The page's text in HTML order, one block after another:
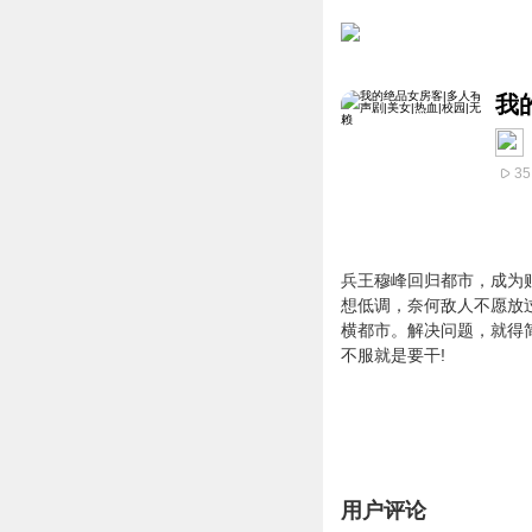
我
兵王穆峰回归都市，成为
想低调，奈何敌人不愿放
横都市。解决问题，就得
不服就是要干!
用户评论